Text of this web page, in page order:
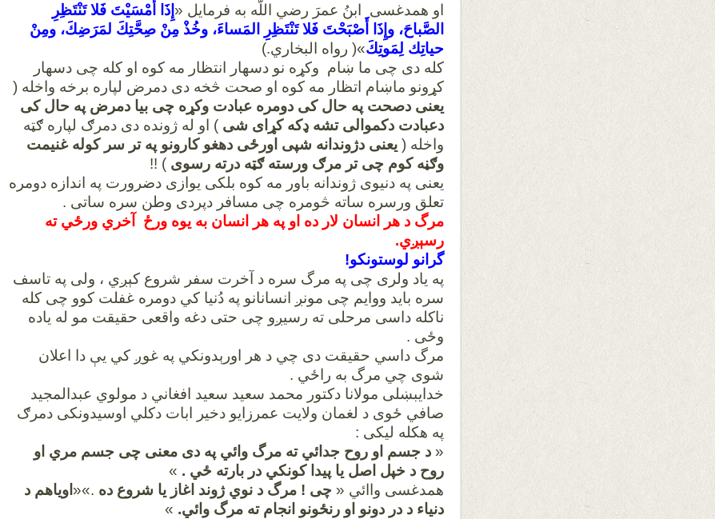
او همدغسی ابنُ عمرَ رضي اللَّه به فرمایل « إِذَا أَمْسَيْتَ فَلا تَنْتَظِرِ
الصَّباحَ، وإِذَا أَصْبَحْتَ فَلا تَنْتَظِرِ المَساءَ، وخُذْ مِنْ صِحَّتِكَ لمَرَضِكَ، ومِنْ
حياتِك لِمَوتِكَ»( رواه البخاري.)
کله دی چی ما ښام وکړه نو دسهار انتظار مه کوه او کله چی دسهار
کړونو ماښام اتظار مه کوه او صحت څخه دی دمرض لپاره برخه واخله (
یعنی دصحت په حال کی دومره عبادت وکړه چی بیا دمرض په حال کی
دعبادت دکموالی تشه ډکه کړای شی ) او له ژونده دی دمرګ لپاره ګټه
واخله ( یعنی دژوندانه شپی اورځی دهغو کارونو په تر سر کوله غنیمت
وګڼه کوم چی تر مرګ ورسته ګټه درته رسوی ) !!
یعنی په دنیوی ژوندانه باور مه کوه بلکی یوازی دضرورت په اندازه دومره
تعلق ورسره ساته څومره چی مسافر دپردی وطن سره ساتی .
مرگ د هر انسان لار ده او په هر انسان به يوه ورځ آخري ورځي ته
رسېږي.
گرانو لوستونکو!
په یاد ولری چی په مرگ سره د آخرت سفر شروع کېږي ، ولی په تاسف
سره باید ووایم چی مونږ انسانانو په دُنيا کي دومره غفلت کوو چی کله
ناکله داسی مرحلی ته رسیږو چی حتی دغه واقعی حقیقت مو له یاده
وځی .
مرگ داسي حقيقت دی چي د هر اورېدونکي په غوږ کي يې دا اعلان
شوی چي مرگ به راځي .
خدايبښلی مولانا دکتور محمد سعيد سعيد افغاني د مولوي عبدالمجيد
صافي ځوی د لغمان ولايت عمرزايو دخير ابات دکلي اوسیدونکی دمرګ
په هکله لیکی :
« د جسم او روح جدائي ته مرگ وائي په دی معنی چی جسم مري او
روح د خپل اصل يا پيدا کونکي در بارته ځي . »
همدغسی واائي « چی ! مرگ د نوي ژوند اغاز يا شروع ده .»« اوياهم د
دنياء د در دونو او رنځونو انجام ته مرگ وائي. »